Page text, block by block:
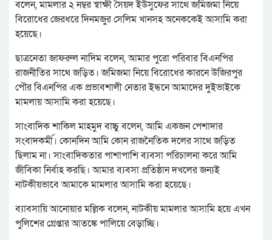
বলেন, মামলার ২ নম্বর স্বাক্ষী সৈয়দ ইউসুফের সাথে জমিজমা নিয়ে
বিরোধের জেরধরে দিনমজুর সেলিম খানসহ অনেককেই আসামি করা
হয়েছে।
ছাত্রনেতা জাফরুল নাদিম বলেন, আমার পুরো পরিবার বিএনপির
রাজনীতির সাথে জড়িত। জমিজমা নিয়ে বিরোধের কারনে উজিরপুর
পৌর বিএনপির এক প্রভাবশালী নেতার ইন্ধনে আমাদের দুইভাইকে
মামলায় আসামি করা হয়েছে।
সাংবাদিক শাকিল মাহমুদ বাচ্চু বলেন, আমি একজন পেশাদার
সংবাদকর্মী। কোনদিন আমি কোন রাজনৈতিক দলের সাথে জড়িত
ছিলাম না। সাংবাদিকতার পাশাপাশি ব্যবসা পরিচালনা করে আমি
জীবিকা নির্বাহ করছি। আমার ব্যবসা প্রতিষ্ঠান দখলের জন্যই
নাটকীয়ভাবে আমাকে মামলার আসামি করা হয়েছে।
ব্যাবসায়ি আনোয়ার মল্লিক বলেন, নাটকীয় মামলার আসামি হয়ে এখন
পুলিশের গ্রেপ্তার আতঙ্কে পালিয়ে বেড়াচ্ছি।